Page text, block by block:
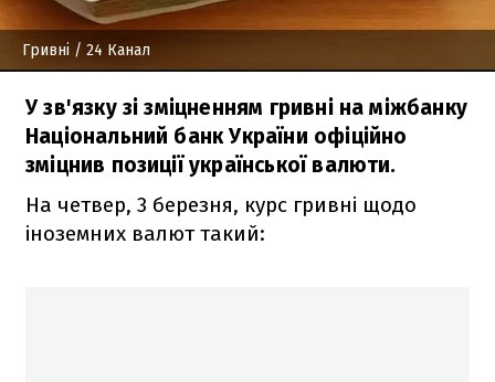
Гривні / 24 Канал
У зв'язку зі зміцненням гривні на міжбанку
Національний банк України офіційно
зміцнив позиції української валюти.
На четвер, 3 березня, курс гривні щодо
іноземних валют такий: